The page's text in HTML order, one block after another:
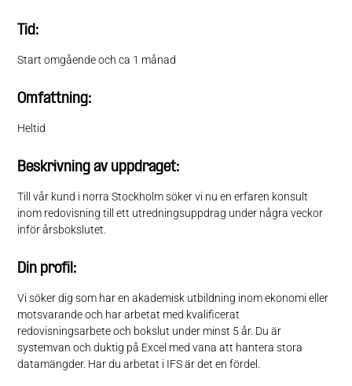
Tid:
Start omgående och ca 1 månad
Omfattning:
Heltid
Beskrivning av uppdraget:
Till vår kund i norra Stockholm söker vi nu en erfaren konsult
inom redovisning till ett utredningsuppdrag under några veckor
inför årsbokslutet.
Din profil:
Vi söker dig som har en akademisk utbildning inom ekonomi eller
motsvarande och har arbetat med kvalificerat
redovisningsarbete och bokslut under minst 5 år. Du är
systemvan och duktig på Excel med vana att hantera stora
datamängder. Har du arbetat i IFS är det en fördel.